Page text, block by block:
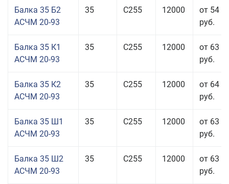
Балка 35 Б2
АСЧМ 20-93
35 С255 12000
от 54
руб.
Балка 35 К1
АСЧМ 20-93
35 С255 12000
от 63
руб.
Балка 35 К2
АСЧМ 20-93
35 С255 12000
от 64
руб.
Балка 35 Ш1
АСЧМ 20-93
35 С255 12000
от 63
руб.
Балка 35 Ш2
АСЧМ 20-93
35 С255 12000
от 63
руб.